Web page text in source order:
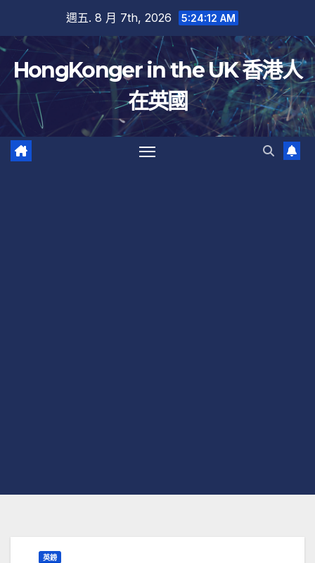
內
容
週五. 8 月 7th, 2026 5:24:12 AM
HongKonger in the UK 香港人
在英國
英鎊